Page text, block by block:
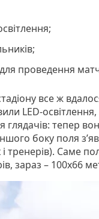
для проведення
все ж
LED-
тепер
боку поля
тренерів). Саме
зараз – 100х66